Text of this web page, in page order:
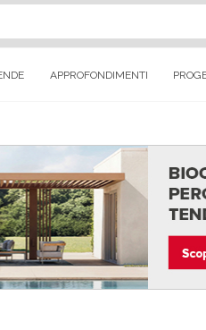
APPROFONDIMENTI